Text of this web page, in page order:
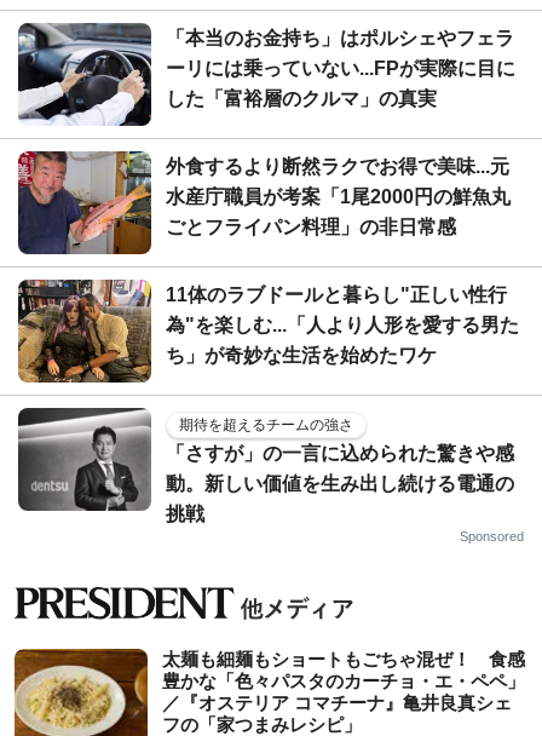
「本当のお金持ち」はポルシェやフェラ
ーリには乗っていない...FPが実際に目に
した「富裕層のクルマ」の真実
外食するより断然ラクでお得で美味...元
水産庁職員が考案「1尾2000円の鮮魚丸
ごとフライパン料理」の非日常感
11体のラブドールと暮らし"正しい性行
為"を楽しむ...「人より人形を愛する男た
ち」が奇妙な生活を始めたワケ
期待を超えるチームの強さ
「さすが」の一言に込められた驚きや感
動。新しい価値を生み出し続ける電通の
挑戦
Sponsored
太麺も細麺もショートもごちゃ混ぜ！ 食感
豊かな「色々パスタのカーチョ・エ・ペペ」
／『オステリア コマチーナ』亀井良真シェ
フの「家つまみレシピ」